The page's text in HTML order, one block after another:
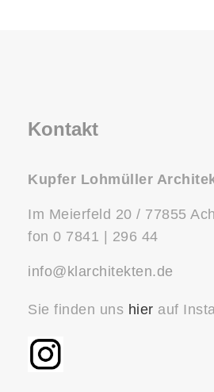
Kontakt
Kupfer Lohmüller
Im Meierfeld 20 / 77855
fon 0 7841 | 296 44
info@klarchitekten.de
Sie finden uns hier auf